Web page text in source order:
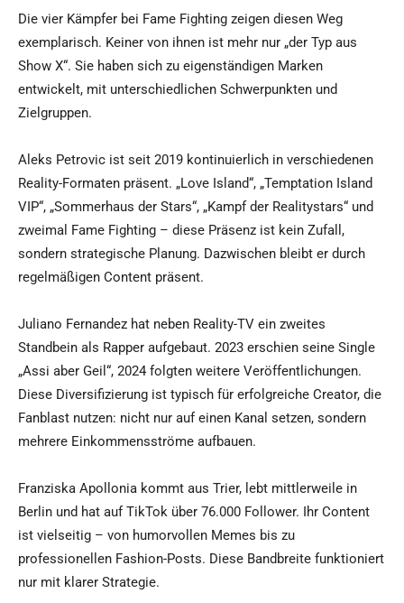
Die vier Kämpfer bei Fame Fighting zeigen diesen Weg
exemplarisch. Keiner von ihnen ist mehr nur „der Typ aus
Show X“. Sie haben sich zu eigenständigen Marken
entwickelt, mit unterschiedlichen Schwerpunkten und
Zielgruppen.
Aleks Petrovic ist seit 2019 kontinuierlich in verschiedenen
Reality-Formaten präsent. „Love Island“, „Temptation Island
VIP“, „Sommerhaus der Stars“, „Kampf der Realitystars“ und
zweimal Fame Fighting – diese Präsenz ist kein Zufall,
sondern strategische Planung. Dazwischen bleibt er durch
regelmäßigen Content präsent.
Juliano Fernandez hat neben Reality-TV ein zweites
Standbein als Rapper aufgebaut. 2023 erschien seine Single
„Assi aber Geil“, 2024 folgten weitere Veröffentlichungen.
Diese Diversifizierung ist typisch für erfolgreiche Creator, die
Fanblast nutzen: nicht nur auf einen Kanal setzen, sondern
mehrere Einkommensströme aufbauen.
Franziska Apollonia kommt aus Trier, lebt mittlerweile in
Berlin und hat auf TikTok über 76.000 Follower. Ihr Content
ist vielseitig – von humorvollen Memes bis zu
professionellen Fashion-Posts. Diese Bandbreite funktioniert
nur mit klarer Strategie.